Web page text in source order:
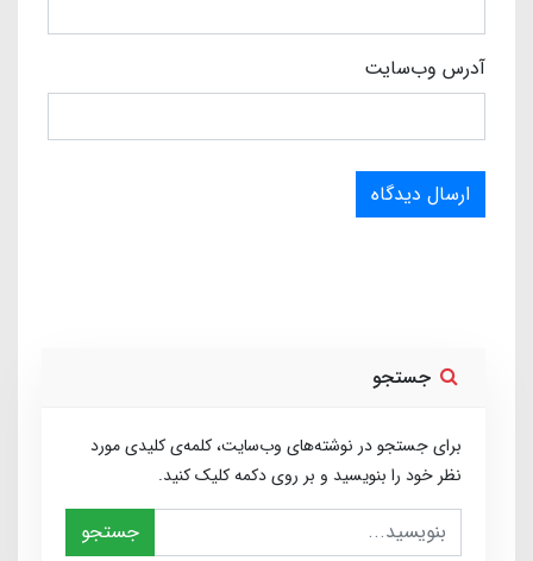
آدرس وب‌سایت
ارسال دیدگاه
جستجو
برای جستجو در نوشته‌های وب‌سایت، کلمه‌ی کلیدی مورد
نظر خود را بنویسید و بر روی دکمه کلیک کنید.
جستجو